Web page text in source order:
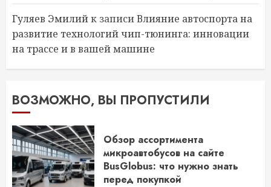
Гуляев Эмилийк записиВлияние автоспорта на
развитие технологий чип-тюнинга: инновации
на трассе и в вашей машине
ВОЗМОЖНО, ВЫ ПРОПУСТИЛИ
Обзор ассортимента
микроавтобусов на сайте
BusGlobus: что нужно знать
перед покупкой